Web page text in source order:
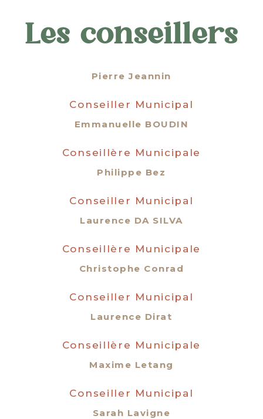
Les conseillers
Pierre Jeannin
Conseiller Municipal
Emmanuelle BOUDIN
Conseillère Municipale
Philippe Bez
Conseiller Municipal
Laurence DA SILVA
Conseillère Municipale
Christophe Conrad
Conseiller Municipal
Laurence Dirat
Conseillère Municipale
Maxime Letang
Conseiller Municipal
Sarah Lavigne